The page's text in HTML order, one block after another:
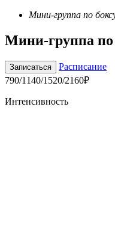
Мини-группа по
Мини-группа по
Записаться
Расписание
790/1140/1520/2160₽
Интенсивность